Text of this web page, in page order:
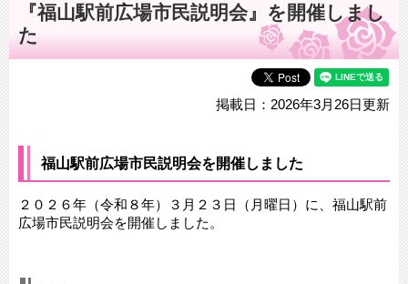
『福山駅前広場市民説明会』を開催しまし
た
掲載日：2026年3月26日更新
福山駅前広場市民説明会を開催しました
２０２６年（令和８年）３月２３日（月曜日）に、福山駅前
広場市民説明会を開催しました。